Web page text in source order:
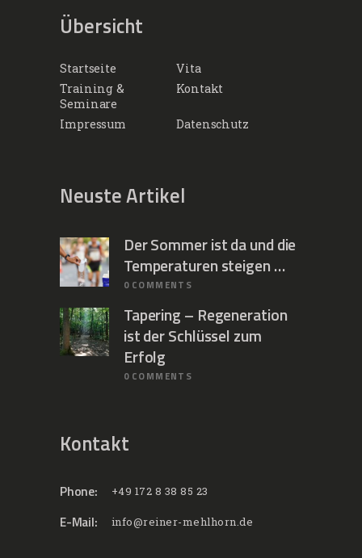
Übersicht
Startseite
Vita
Training &
Seminare
Kontakt
Impressum Datenschutz
Neuste Artikel
Der Sommer ist da und die
Temperaturen steigen …
0 COMMENTS
Tapering – Regeneration
ist der Schlüssel zum
Erfolg
0 COMMENTS
Kontakt
Phone: +49 172 8 38 85 23
E-Mail: info@reiner-mehlhorn.de